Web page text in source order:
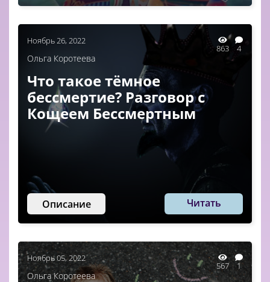
Ноябрь 26, 2022
863 4
Ольга Коротеева
Что такое тёмное
бессмертие? Разговор с
Кощеем Бессмертным
Описание Читать
Ноябрь 05, 2022
567 1
Ольга Коротеева